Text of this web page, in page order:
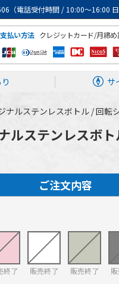
（電話受付時間 / 10:00～16:00 日
払い方法 クレジットカード/月締め
サ
ルステンレスボトル / 回転シ
ルステンレスボ
ご注文内容
終了 販売終了 販売終了